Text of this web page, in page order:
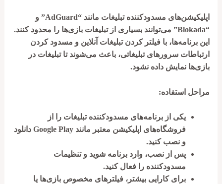
اپلیکیشن‌های مسدودکننده تبلیغات مانند “AdGuard” و
“Blokada” می‌توانند بسیاری از تبلیغات بازی‌ها را محدود کنند.
این برنامه‌ها، با فیلتر کردن تبلیغات آنلاین و مسدود کردن
ارتباطات سرورهای تبلیغاتی، باعث می‌شوند تا تبلیغات در
بازی‌ها نمایش داده نشود.
مراحل استفاده:
یکی از برنامه‌های مسدودکننده تبلیغات را از
فروشگاه‌های اپلیکیشن معتبر مانند Google Play دانلود
و نصب کنید.
پس از نصب، وارد برنامه شوید و تنظیمات
مسدودکننده را فعال کنید.
برای کارایی بیشتر، فیلترهای مخصوص بازی‌ها یا